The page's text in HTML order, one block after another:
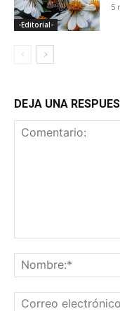
-Editorial-
5
DEJA UNA